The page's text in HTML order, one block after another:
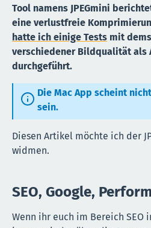
Tool namens JPEGmini
eine verlustfreie
hatte ich einige Tests mit
verschiedener Bildqualität als
durchgeführt.
Die Mac App scheint
sein.
Diesen Artikel möchte ich der
widmen.
SEO, Google,
Wenn ihr euch im Bereich